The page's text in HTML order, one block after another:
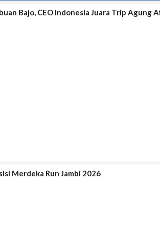
Bajo, CEO Indonesia Juara Trip Agung
Merdeka Run Jambi 2026